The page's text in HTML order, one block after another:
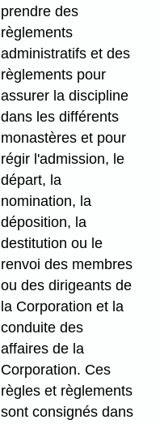
prendre des
règlements
administratifs et des
règlements pour
assurer la discipline
dans les différents
monastères et pour
régir l'admission, le
départ, la
nomination, la
déposition, la
destitution ou le
renvoi des membres
ou des dirigeants de
la Corporation et la
conduite des
affaires de la
Corporation. Ces
règles et règlements
sont consignés dans